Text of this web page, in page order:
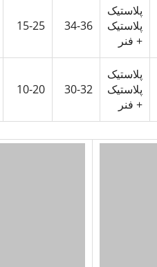
پلاستیک
پلاستیک
+ فنر
34-36
15-25
پلاستیک
پلاستیک
+ فنر
30-32
10-20